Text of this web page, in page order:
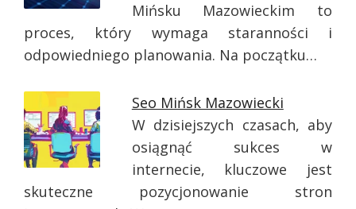
Mińsku Mazowieckim to
proces, który wymaga staranności i
odpowiedniego planowania. Na początku…
Seo Mińsk Mazowiecki
W dzisiejszych czasach, aby
osiągnąć sukces w
internecie, kluczowe jest
skuteczne pozycjonowanie stron